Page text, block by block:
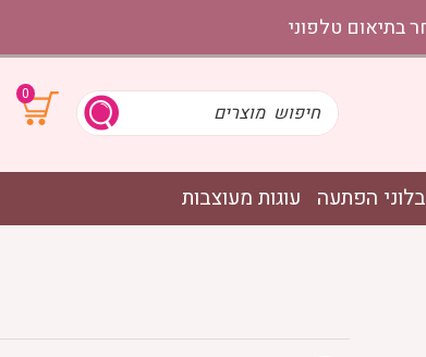
0
בלוני הפתעה עוגות מעוצבות